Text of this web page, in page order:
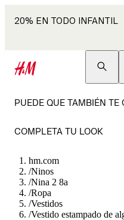
20% EN TODO INFANTIL
PUEDE QUE TAMBIÉN TE
COMPLETA TU LOOK
hm.com
/Ninos
/Nina 2 8a
/Ropa
/Vestidos
/Vestido estampado de